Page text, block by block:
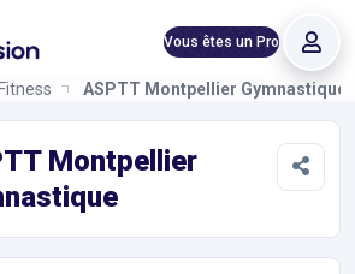
Vous êtes un Pro
Fitness ASPTT Montpellier Gymnastique
Montpellier